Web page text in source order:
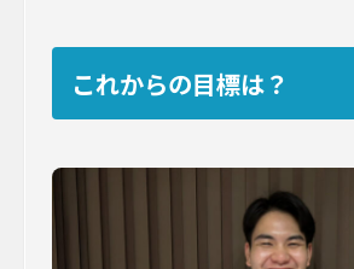
これからの目標は？